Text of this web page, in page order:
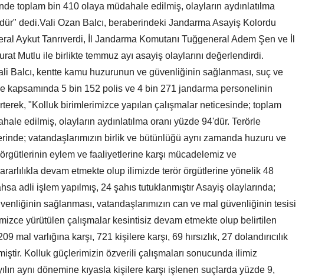
toplam bin 410 olaya müdahale edilmiş, olayların aydınlatılma
dedi.Vali Ozan Balcı, beraberindeki Jandarma Asayiş Kolordu
Aykut Tanrıverdi, İl Jandarma Komutanı Tuğgeneral Adem Şen ve İl
Mutlu ile birlikte temmuz ayı asayiş olaylarını değerlendirdi.
Balcı, kentte kamu huzurunun ve güvenliğinin sağlanması, suç ve
kapsamında 5 bin 152 polis ve 4 bin 271 jandarma personelinin
"Kolluk birimlerimizce yapılan çalışmalar neticesinde; toplam
edilmiş, olayların aydınlatılma oranı yüzde 94'dür. Terörle
vatandaşlarımızın birlik ve bütünlüğü aynı zamanda huzuru ve
eylem ve faaliyetlerine karşı mücadelemiz ve
devam etmekte olup ilimizde terör örgütlerine yönelik 48
adli işlem yapılmış, 24 şahıs tutuklanmıştır Asayiş olaylarında;
sağlanması, vatandaşlarımızın can ve mal güvenliğinin tesisi
yürütülen çalışmalar kesintisiz devam etmekte olup belirtilen
mal varlığına karşı, 721 kişilere karşı, 69 hırsızlık, 27 dolandırıcılık
Kolluk güçlerimizin özverili çalışmaları sonucunda ilimiz
aynı dönemine kıyasla kişilere karşı işlenen suçlarda yüzde 9,